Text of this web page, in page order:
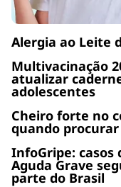
Alergia ao Leite
Multivacinação
atualizar
adolescentes
Cheiro forte no
quando
InfoGripe: casos
Aguda Grave
parte do Brasil